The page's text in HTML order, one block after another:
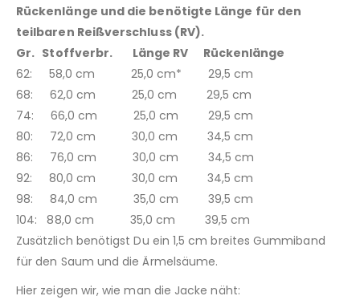
Rückenlänge und die benötigte Länge für den
teilbaren Reißverschluss (RV).
Gr. Stoffverbr. Länge RV Rückenlänge
62: 58,0 cm 25,0 cm* 29,5 cm
68: 62,0 cm 25,0 cm 29,5 cm
74: 66,0 cm 25,0 cm 29,5 cm
80: 72,0 cm 30,0 cm 34,5 cm
86: 76,0 cm 30,0 cm 34,5 cm
92: 80,0 cm 30,0 cm 34,5 cm
98: 84,0 cm 35,0 cm 39,5 cm
104: 88,0 cm 35,0 cm 39,5 cm
Zusätzlich benötigst Du ein 1,5 cm breites Gummiband
für den Saum und die Ärmelsäume.
Hier zeigen wir, wie man die Jacke näht: